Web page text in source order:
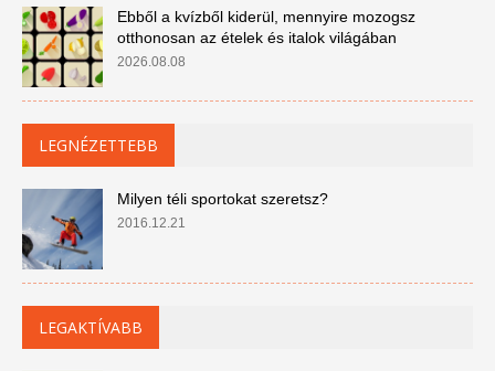
Ebből a kvízből kiderül, mennyire mozogsz
otthonosan az ételek és italok világában
2026.08.08
LEGNÉZETTEBB
Milyen téli sportokat szeretsz?
2016.12.21
LEGAKTÍVABB